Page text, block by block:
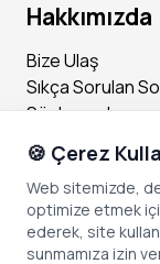
Hakkımızda
Bize Ulaş
Sıkça Sorulan
Sözleşmeler
Sosyal
Instagram
Facebook
🍪 Çerez
Web sitemizde,
optimize etmek
ederek, site
sunmamıza izin